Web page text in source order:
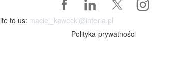
to us: maciej_kawecki@interia.pl
Polityka prywatności